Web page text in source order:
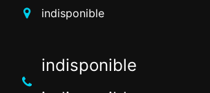
indisponible
indisponible